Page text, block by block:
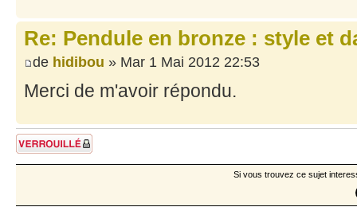
Re: Pendule en bronze : style et
de hidibou » Mar 1 Mai 2012 22:53
Merci de m'avoir répondu.
Sujet verrouillé
Si vous trouvez ce sujet